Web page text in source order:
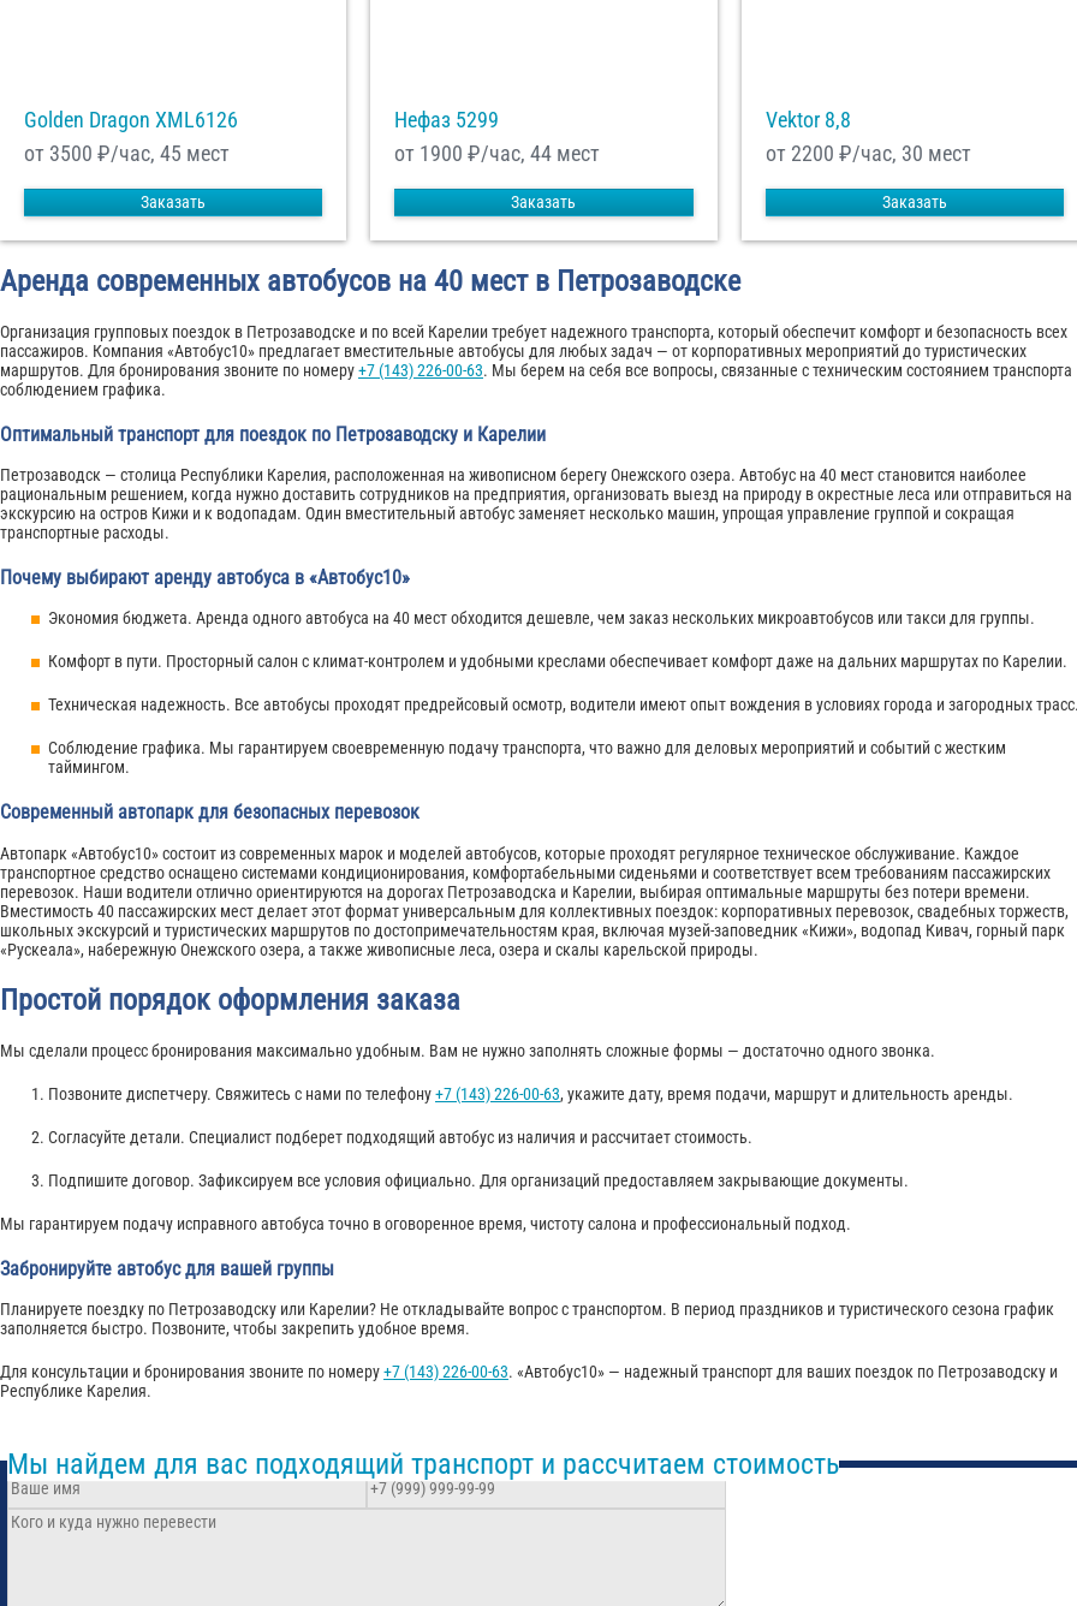
Golden Dragon XML6126
от 3500 ₽/час, 45 мест
Заказать
Нефаз 5299
от 1900 ₽/час, 44 мест
Заказать
Vektor 8,8
от 2200 ₽/час, 30 мест
Заказать
Аренда современных автобусов на 40 мест в Петрозаводске
Организация групповых поездок в Петрозаводске и по всей Карелии требует надежного транспорта, который обеспечит комфорт и безопасность всех
пассажиров. Компания «Автобус10» предлагает вместительные автобусы для любых задач — от корпоративных мероприятий до туристических
маршрутов. Для бронирования звоните по номеру+7 (143) 226-00-63. Мы берем на себя все вопросы, связанные с техническим состоянием транспорта
соблюдением графика.
Оптимальный транспорт для поездок по Петрозаводску и Карелии
Петрозаводск — столица Республики Карелия, расположенная на живописном берегу Онежского озера. Автобус на 40 мест становится наиболее
рациональным решением, когда нужно доставить сотрудников на предприятия, организовать выезд на природу в окрестные леса или отправиться на
экскурсию на остров Кижи и к водопадам. Один вместительный автобус заменяет несколько машин, упрощая управление группой и сокращая
транспортные расходы.
Почему выбирают аренду автобуса в «Автобус10»
Экономия бюджета. Аренда одного автобуса на 40 мест обходится дешевле, чем заказ нескольких микроавтобусов или такси для группы.
Комфорт в пути. Просторный салон с климат-контролем и удобными креслами обеспечивает комфорт даже на дальних маршрутах по Карелии.
Техническая надежность. Все автобусы проходят предрейсовый осмотр, водители имеют опыт вождения в условиях города и загородных
Соблюдение графика. Мы гарантируем своевременную подачу транспорта, что важно для деловых мероприятий и событий с жестким
таймингом.
Современный автопарк для безопасных перевозок
Автопарк «Автобус10» состоит из современных марок и моделей автобусов, которые проходят регулярное техническое обслуживание. Каждое
транспортное средство оснащено системами кондиционирования, комфортабельными сиденьями и соответствует всем требованиям пассажирских
перевозок. Наши водители отлично ориентируются на дорогах Петрозаводска и Карелии, выбирая оптимальные маршруты без потери времени.
Вместимость 40 пассажирских мест делает этот формат универсальным для коллективных поездок: корпоративных перевозок, свадебных торжеств,
школьных экскурсий и туристических маршрутов по достопримечательностям края, включая музей-заповедник «Кижи», водопад Кивач, горный парк
«Рускеала», набережную Онежского озера, а также живописные леса, озера и скалы карельской природы.
Простой порядок оформления заказа
Мы сделали процесс бронирования максимально удобным. Вам не нужно заполнять сложные формы — достаточно одного звонка.
Позвоните диспетчеру. Свяжитесь с нами по телефону+7 (143) 226-00-63, укажите дату, время подачи, маршрут и длительность аренды.
Согласуйте детали. Специалист подберет подходящий автобус из наличия и рассчитает стоимость.
Подпишите договор. Зафиксируем все условия официально. Для организаций предоставляем закрывающие документы.
Мы гарантируем подачу исправного автобуса точно в оговоренное время, чистоту салона и профессиональный подход.
Забронируйте автобус для вашей группы
Планируете поездку по Петрозаводску или Карелии? Не откладывайте вопрос с транспортом. В период праздников и туристического сезона график
заполняется быстро. Позвоните, чтобы закрепить удобное время.
Для консультации и бронирования звоните по номеру+7 (143) 226-00-63. «Автобус10» — надежный транспорт для ваших поездок по Петрозаводску и
Республике Карелия.
Мы найдем для вас подходящий транспорт и рассчитаем стоимость